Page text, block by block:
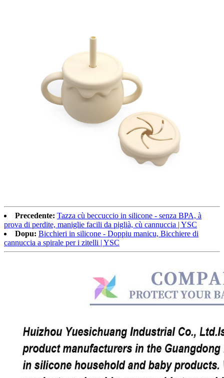
Precedente: Tazza cù beccuccio in silicone - senza BPA, à
prova di perdite, maniglie facili da piglià, cù cannuccia | YSC
Dopu: Bicchieri in silicone - Doppiu manicu, Bicchiere di
cannuccia a spirale per i zitelli | YSC